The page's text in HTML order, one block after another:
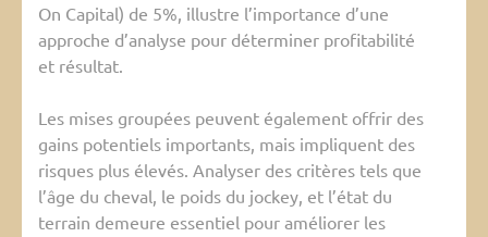
On Capital) de 5%, illustre l’importance d’une
approche d’analyse pour déterminer profitabilité
et résultat.
Les mises groupées peuvent également offrir des
gains potentiels importants, mais impliquent des
risques plus élevés. Analyser des critères tels que
l’âge du cheval, le poids du jockey, et l’état du
terrain demeure essentiel pour améliorer les